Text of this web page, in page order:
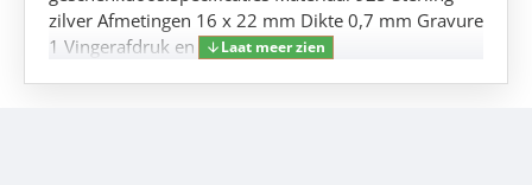
zilver Afmetingen 16 x 22 mm Dikte 0,7 mm Gravure
1 Vingerafdruk en 1 eigen tekst